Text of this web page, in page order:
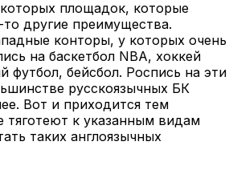
площадок, которые
другие преимущества.
конторы, у которых очень
на баскетбол NBA, хоккей
футбол, бейсбол. Роспись на эти
русскоязычных БК
Вот и приходится тем
тяготеют к указанным видам
таких англоязычных